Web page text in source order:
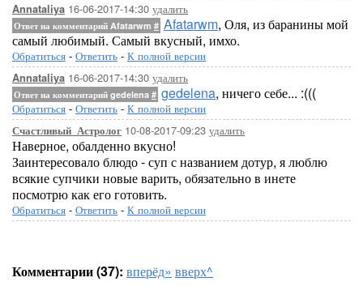
Annataliya 16-06-2017-14:30 удалить
Ответ на комментарий Afatarwm # Afatarwm, Оля, из баранины мой
самый любимый. Самый вкусный, имхо.
Обратиться - Ответить - К полной версии
Annataliya 16-06-2017-14:30 удалить
Ответ на комментарий gedelena # gedelena, ничего себе... :(((
Обратиться - Ответить - К полной версии
Счастливый_Астролог 10-08-2017-09:23 удалить
Наверное, обалденно вкусно!
Заинтересовало блюдо - суп с названием дотур, я люблю
всякие супчики новые варить, обязательно в инете
посмотрю как его готовить.
Обратиться - Ответить - К полной версии
Комментарии (37): вперёд» вверх^